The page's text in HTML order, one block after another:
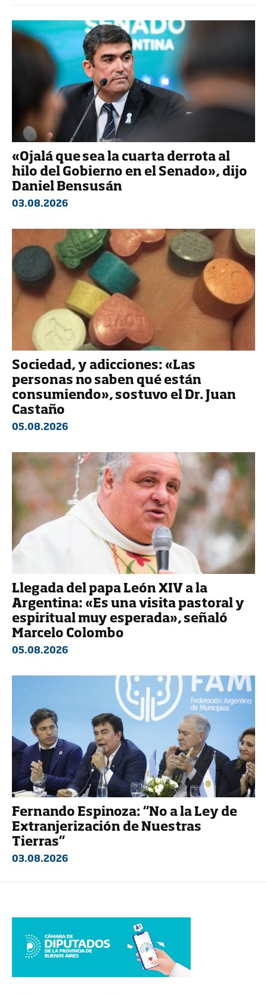
«Ojalá que sea la cuarta derrota al
hilo del Gobierno en el Senado», dijo
Daniel Bensusán
03.08.2026
Sociedad, y adicciones: «Las
personas no saben qué están
consumiendo», sostuvo el Dr. Juan
Castaño
05.08.2026
Llegada del papa León XIV a la
Argentina: «Es una visita pastoral y
espiritual muy esperada», señaló
Marcelo Colombo
05.08.2026
Fernando Espinoza: “No a la Ley de
Extranjerización de Nuestras
Tierras”
03.08.2026